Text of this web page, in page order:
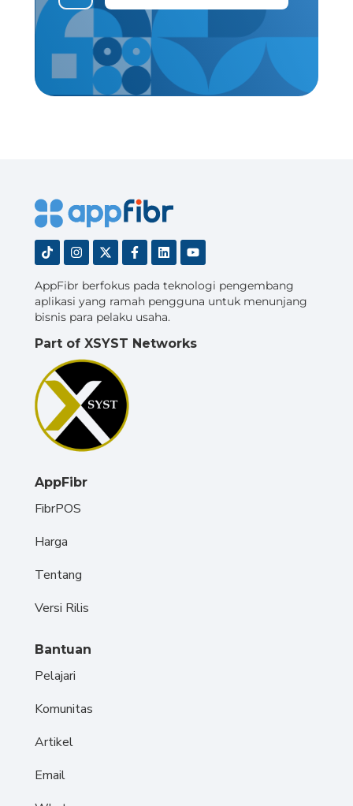
AppFibr berfokus pada teknologi pengembang
aplikasi yang ramah pengguna untuk menunjang
bisnis para pelaku usaha.
Part of XSYST Networks
AppFibr
FibrPOS
Harga
Tentang
Versi Rilis
Bantuan
Pelajari
Komunitas
Artikel
Email